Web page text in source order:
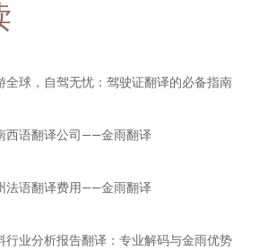
全球，自驾无忧：驾驶证翻译的必备指南
西语翻译公司——金雨翻译
法语翻译费用——金雨翻译
行业分析报告翻译：专业解码与金雨优势